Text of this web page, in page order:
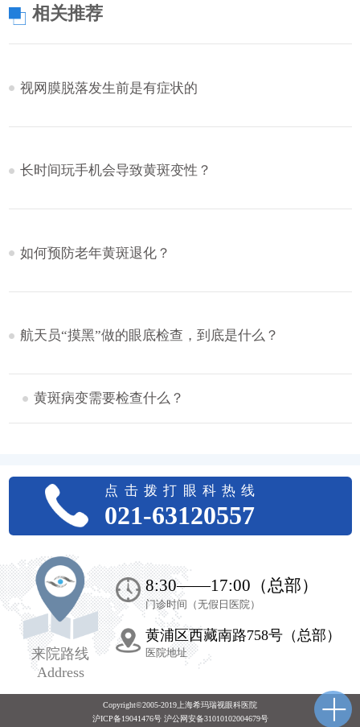
相关推荐
视网膜脱落发生前是有症状的
长时间玩手机会导致黄斑变性？
如何预防老年黄斑退化？
航天员“摸黑”做的眼底检查，到底是什么？
黄斑病变需要检查什么？
点击拨打眼科热线
021-63120557
来院路线
Address
8:30——17:00（总部）
门诊时间（无假日医院）
黄浦区西藏南路758号（总部）
医院地址
Copyright©2005-2019上海希玛瑞视眼科医院
沪ICP备19041476号 沪公网安备31010102004679号